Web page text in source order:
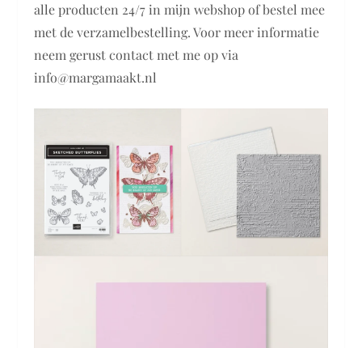
alle producten 24/7 in mijn webshop of bestel mee
met de verzamelbestelling. Voor meer informatie
neem gerust contact met me op via
info@margamaakt.nl